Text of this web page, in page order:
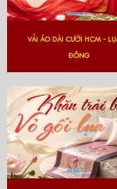
VẢI ÁO DÀI CƯỚI HCM -
ĐÔNG